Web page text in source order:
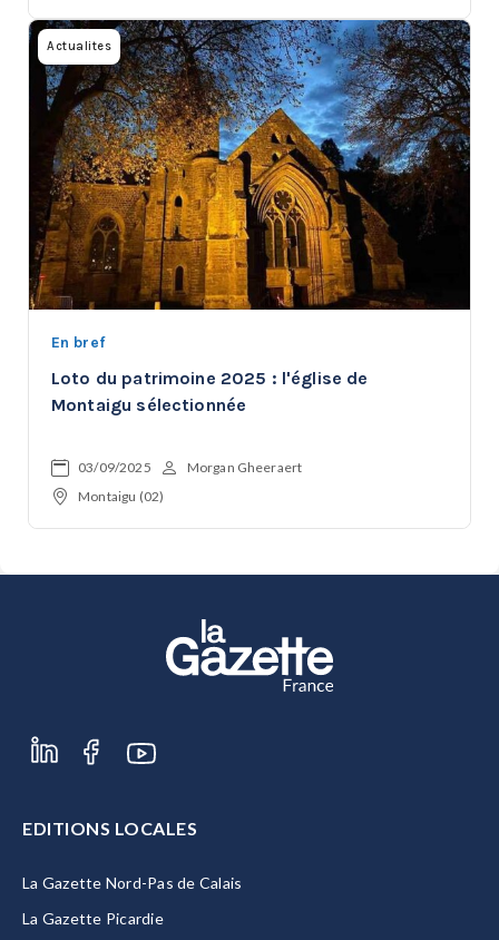
Actualites
En bref
Loto du patrimoine 2025 : l'église de
Montaigu sélectionnée
03/09/2025
Morgan Gheeraert
Montaigu (02)
EDITIONS LOCALES
La Gazette Nord-Pas de Calais
La Gazette Picardie